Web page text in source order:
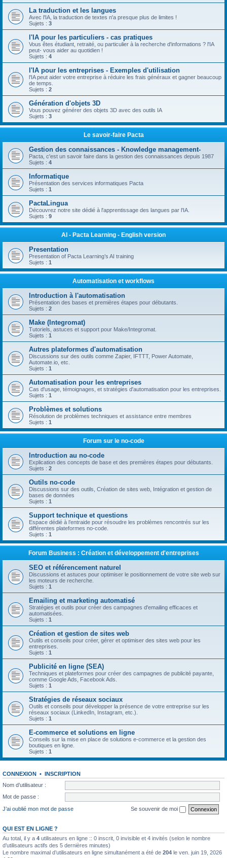
La traduction et les langues
Avec l'IA, la traduction de textes n'a presque plus de limites !
Sujets : 3
l'IA pour les particuliers - cas pratiques
Vous êtes étudiant, retraité, ou particulier à la recherche d'informations ? l'IA
peut- vous aider au quotidien !
Sujets : 4
l'IA pour les entreprises - Exemples d'utilisation
l'IA peut aider votre entreprise à réduire les frais généraux et gagner beaucoup
de temps.
Sujets : 2
Génération d'objets 3D
Vous pouvez générer des objets 3D avec des outils IA
Sujets : 3
Le savoir-faire Pacta
Gestion des connaissances - Knowledge management-
Pacta, c'est un savoir faire dans la gestion des connaissances depuis 1987
Sujets : 4
Informatique
Présentation des services informatiques Pacta
Sujets : 1
PactaLingua
Découvrez notre site dédié à l'apprentissage des langues par l'IA.
Sujets : 9
AI - Pacta Learning - English version
Presentation
Presentation of Pacta Learning’s AI training
Sujets : 1
Automatisation et workflows
Introduction à l'automatisation
Présentation des bases et premières étapes pour débutants.
Sujets : 2
Make (Integromat)
Tutoriels, astuces et support pour Make/Integromat.
Sujets : 1
Autres plateformes d'automatisation
Discussions sur des outils comme Zapier, IFTTT, Power Automate,
Automate.io, etc.
Sujets : 1
Automatisation pour les entreprises
Cas d'usage, témoignages, et stratégies d'automatisation pour les entreprises.
Sujets : 1
Problèmes et solutions
Résolution de problèmes techniques et assistance entre membres
Sujets : 1
Forum sur le no-code
Introduction au no-code
Explication des concepts de base et des premières étapes pour débutants.
Sujets : 2
Outils no-code
Discussions sur des outils, Création de sites web, Intégration et gestion de
bases de données
Sujets : 1
Support technique et questions
Espace dédié à l’entraide pour résoudre les problèmes rencontrés sur les
différentes plateformes no-code.
Sujets : 1
Forum Business : Création et développement d'entreprises
SEO et référencement naturel
Discussions et astuces pour optimiser le positionnement de votre site web sur
les moteurs de recherche.
Sujets : 1
Emailing et marketing automatisé
Stratégies et outils pour créer des campagnes d'emailing efficaces et
automatisées.
Sujets : 1
Création et gestion de sites web
Outils et conseils pour créer, gérer et optimiser des sites web pour les
entreprises.
Sujets : 1
Publicité en ligne (SEA)
Techniques et plateformes pour créer des campagnes de publicité payante,
comme Google Ads, Facebook Ads.
Sujets : 1
Stratégies de réseaux sociaux
Outils et conseils pour développer la présence de votre entreprise sur les
réseaux sociaux (LinkedIn, Instagram, etc.).
Sujets : 1
E-commerce et solutions en ligne
Conseils sur la mise en place de solutions e-commerce et la gestion des
boutiques en ligne.
Sujets : 1
CONNEXION • INSCRIPTION
Nom d’utilisateur :
Mot de passe :
J’ai oublié mon mot de passe
Se souvenir de moi
QUI EST EN LIGNE ?
Au total, il y a 4 utilisateurs en ligne :: 0 inscrit, 0 invisible et 4 invités (selon le nombre
d’utilisateurs actifs des 5 dernières minutes)
Le nombre maximal d’utilisateurs en ligne simultanément a été de 204 le ven. juin 19, 2026